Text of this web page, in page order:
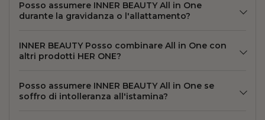
Posso assumere INNER BEAUTY All in One
durante la gravidanza o l'allattamento?
INNER BEAUTY Posso combinare All in One con
altri prodotti HER ONE?
Posso assumere INNER BEAUTY All in One se
soffro di intolleranza all'istamina?